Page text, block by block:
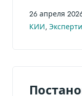
26 апреля
КИИ,